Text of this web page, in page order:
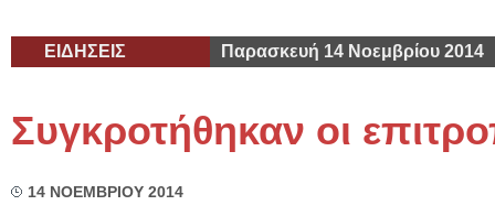
ΕΙΔΗΣΕΙΣ Παρασκευή 14 Νοεμβρίου 2014
Συγκροτήθηκαν οι
14 ΝΟΕΜΒΡΙΟΥ 2014